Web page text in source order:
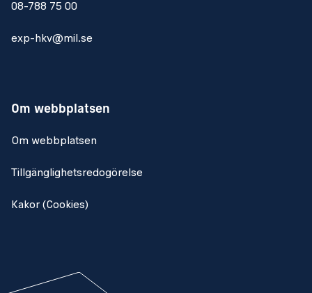
08-788 75 00
exp-hkv@mil.se
Om webbplatsen
Om webbplatsen
Tillgänglighetsredogörelse
Kakor (Cookies)